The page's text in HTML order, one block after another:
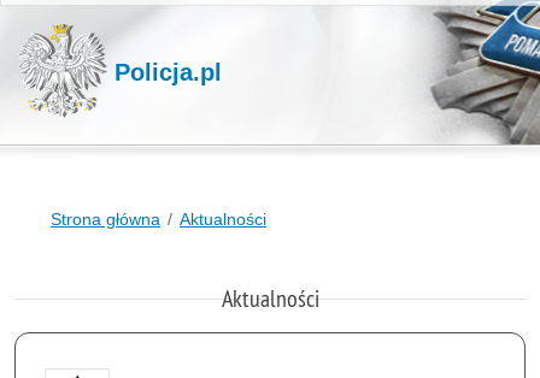
Policja.pl
Strona główna Aktualności
Aktualności